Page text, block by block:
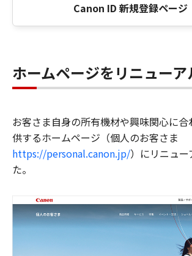
Canon ID 新規登録ページ
ホームページをリニューア
お客さま自身の所有機材や興味関心に
供するホームページ（個人のお客さま
https://personal.canon.jp/）にリニュ
た。